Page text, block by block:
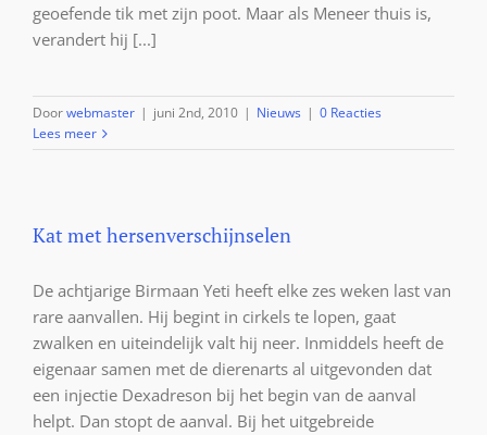
geoefende tik met zijn poot. Maar als Meneer thuis is,
verandert hij [...]
Doorwebmaster | juni 2nd, 2010 | Nieuws | 0 Reacties
Lees meer
Kat met hersenverschijnselen
De achtjarige Birmaan Yeti heeft elke zes weken last van
rare aanvallen. Hij begint in cirkels te lopen, gaat
zwalken en uiteindelijk valt hij neer. Inmiddels heeft de
eigenaar samen met de dierenarts al uitgevonden dat
een injectie Dexadreson bij het begin van de aanval
helpt. Dan stopt de aanval. Bij het uitgebreide